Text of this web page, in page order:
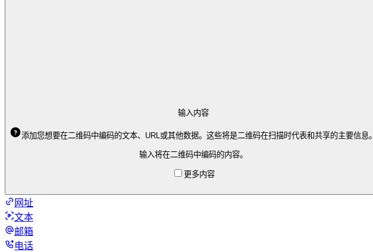
输入内容
添加您想要在二维码中编码的文本、URL或其他数据。这些将是二维码在扫描时代表和共享的主要信息。
输入将在二维码中编码的内容。
更多内容
网址
文本
邮箱
电话